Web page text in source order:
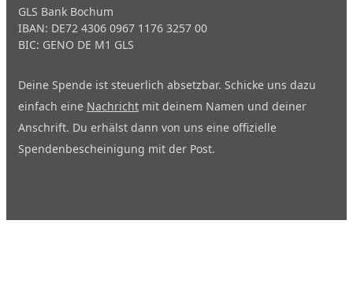
GLS Bank Bochum
IBAN: DE72 4306 0967 1176 3257 00
BIC: GENO DE M1 GLS
Deine Spende ist steuerlich absetzbar. Schicke uns dazu
einfach eine Nachricht mit deinem Namen und deiner
Anschrift. Du erhälst dann von uns eine offizielle
Spendenbescheinigung mit der Post.